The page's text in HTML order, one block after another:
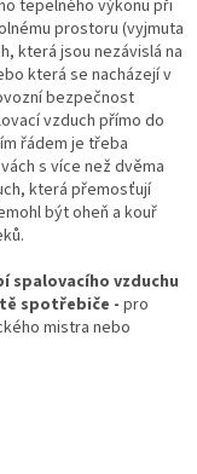
tepelného výkonu při
prostoru (vyjmuta
která jsou nezávislá na
která se nacházejí v
bezpečnost
vzduch přímo do
řádem je třeba
s více než dvěma
která přemosťují
být oheň a kouř
spalovacího vzduchu
spotřebiče - pro
mistra nebo